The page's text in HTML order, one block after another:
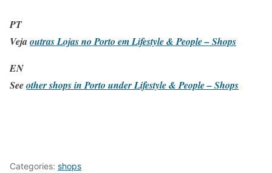
PT
Vejaoutras Lojas no Porto em Lifestyle & People – Shops
EN
Seeother shops in Porto under Lifestyle & People – Shops
Categories: shops